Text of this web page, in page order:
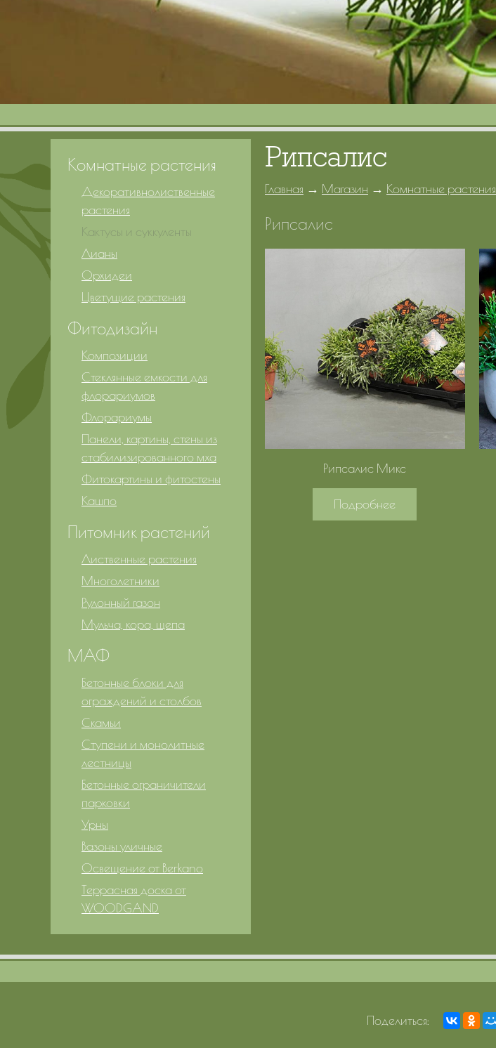
Рипсалис
Главная → Магазин → Комнатные растения
Рипсалис
Рипсалис Микс
Подробнее
Комнатные растения
Декоративнолиственные
растения
Кактусы и суккуленты
Лианы
Орхидеи
Цветущие растения
Фитодизайн
Композиции
Стеклянные емкости для
флорариумов
Флорариумы
Панели, картины, стены из
стабилизированного мха
Фитокартины и фитостены
Кашпо
Питомник растений
Лиственные растения
Многолетники
Рулонный газон
Мульча, кора, щепа
МАФ
Бетонные блоки для
ограждений и столбов
Скамьи
Ступени и монолитные
лестницы
Бетонные ограничители
парковки
Урны
Вазоны уличные
Освещение от Berkano
Террасная доска от
WOODGAND
Поделиться: